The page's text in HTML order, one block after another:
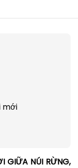
mới
GIỮA NÚI RỪNG,